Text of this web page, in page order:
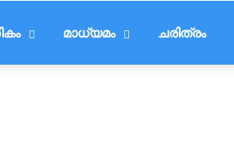
മാധ്യമം ചരിത്രം